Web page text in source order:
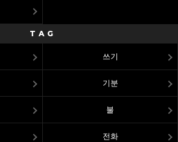
TAG
쓰기
기분
불
전화